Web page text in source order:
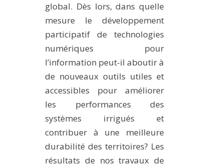
global. Dès lors, dans quelle
mesure le développement
participatif de technologies
numériques pour
l’information peut-il aboutir à
de nouveaux outils utiles et
accessibles pour améliorer
les performances des
systèmes irrigués et
contribuer à une meilleure
durabilité des territoires? Les
résultats de nos travaux de